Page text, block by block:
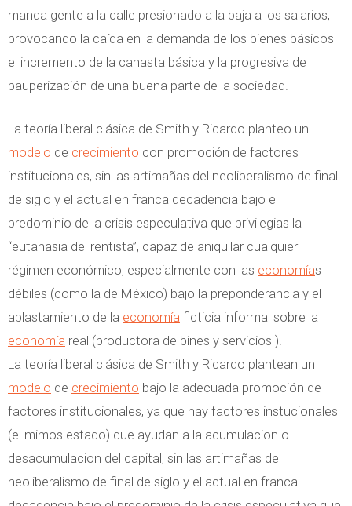
manda gente a la calle presionado a la baja a los salarios,
provocando la caída en la demanda de los bienes básicos
el incremento de la canasta básica y la progresiva de
pauperización de una buena parte de la sociedad.
La teoría liberal clásica de Smith y Ricardo planteo un
modelo de crecimiento con promoción de factores
institucionales, sin las artimañas del neoliberalismo de final
de siglo y el actual en franca decadencia bajo el
predominio de la crisis especulativa que privilegias la
“eutanasia del rentista”, capaz de aniquilar cualquier
régimen económico, especialmente con las economías
débiles (como la de México) bajo la preponderancia y el
aplastamiento de la economía ficticia informal sobre la
economía real (productora de bines y servicios ).
La teoría liberal clásica de Smith y Ricardo plantean un
modelo de crecimiento bajo la adecuada promoción de
factores institucionales, ya que hay factores instucionales
(el mimos estado) que ayudan a la acumulacion o
desacumulacion del capital, sin las artimañas del
neoliberalismo de final de siglo y el actual en franca